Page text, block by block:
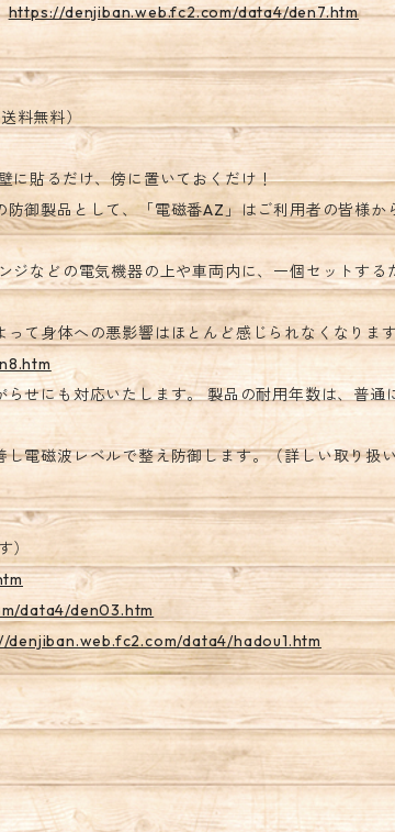
https://denjiban.web.fc2.com/data4/den7.htm
料無料）
に貼るだけ、傍に置いておくだけ！
御製品として、「電磁番AZ」はご利用者の皆様か
などの電気機器の上や車両内に、一個セットする
て身体への悪影響はほとんど感じられなくなりま
せにも対応いたします。 製品の耐用年数は、普通
電磁波レベルで整え防御します。（詳しい取り扱
）
data4/den03.htm
denjiban.web.fc2.com/data4/hadou1.htm